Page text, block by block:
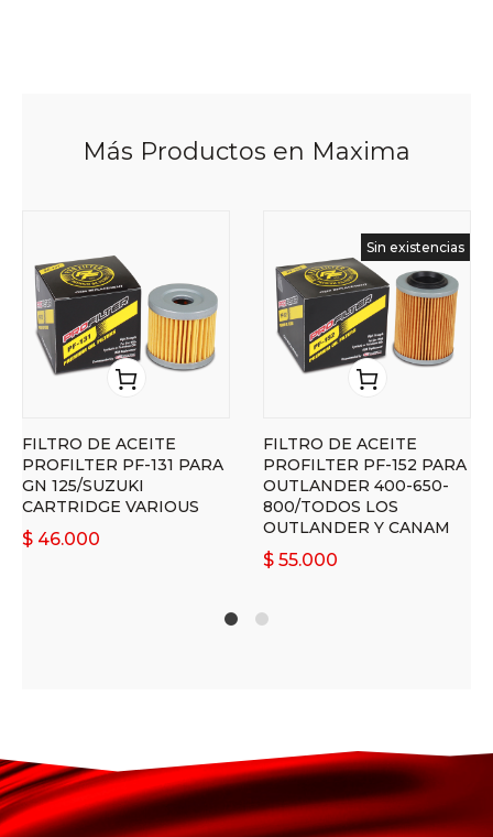
Más Productos en Maxima
FILTRO DE ACEITE
PROFILTER PF-131 PARA
GN 125/SUZUKI
CARTRIDGE VARIOUS
$ 46.000
Sin existencias
FILTRO DE ACEITE
PROFILTER PF-152 PARA
OUTLANDER 400-650-
800/TODOS LOS
OUTLANDER Y CANAM
$ 55.000